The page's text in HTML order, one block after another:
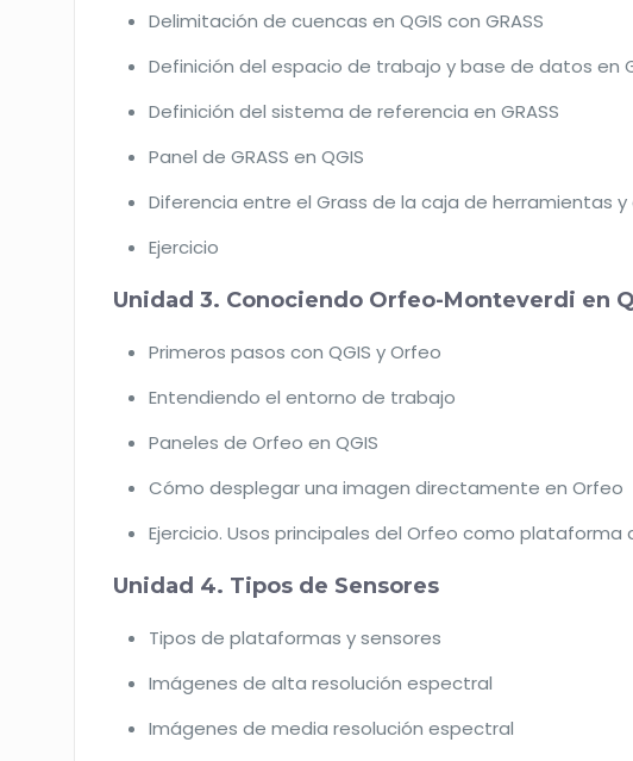
Delimitación de cuencas en QGIS con GRASS
Definición del espacio de trabajo y base de datos en
Definición del sistema de referencia en GRASS
Panel de GRASS en QGIS
Diferencia entre el Grass de la caja de herramientas
Ejercicio
Unidad 3. Conociendo Orfeo-Monteverdi en
Primeros pasos con QGIS y Orfeo
Entendiendo el entorno de trabajo
Paneles de Orfeo en QGIS
Cómo desplegar una imagen directamente en Orfeo
Ejercicio. Usos principales del Orfeo como plataforma
Unidad 4. Tipos de Sensores
Tipos de plataformas y sensores
Imágenes de alta resolución espectral
Imágenes de media resolución espectral